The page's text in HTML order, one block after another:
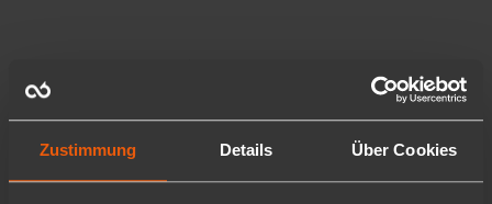
Zustimmung Details Über Cookies